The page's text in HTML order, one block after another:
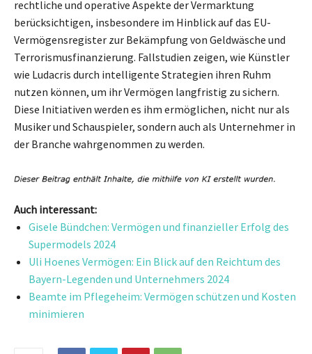
rechtliche und operative Aspekte der Vermarktung
berücksichtigen, insbesondere im Hinblick auf das EU-
Vermögensregister zur Bekämpfung von Geldwäsche und
Terrorismusfinanzierung. Fallstudien zeigen, wie Künstler
wie Ludacris durch intelligente Strategien ihren Ruhm
nutzen können, um ihr Vermögen langfristig zu sichern.
Diese Initiativen werden es ihm ermöglichen, nicht nur als
Musiker und Schauspieler, sondern auch als Unternehmer in
der Branche wahrgenommen zu werden.
Auch interessant:
Gisele Bündchen: Vermögen und finanzieller Erfolg des
Supermodels 2024
Uli Hoenes Vermögen: Ein Blick auf den Reichtum des
Bayern-Legenden und Unternehmers 2024
Beamte im Pflegeheim: Vermögen schützen und Kosten
minimieren